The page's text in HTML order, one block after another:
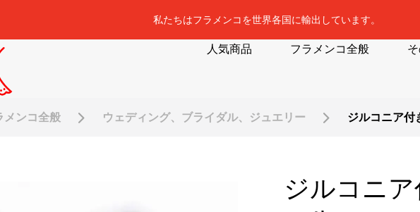
私たちはフラメンコを世界各国に輸出しています。
人気商品 フラメンコ全般
メンコ全般 ウェディング、ブライダル、ジュエリー ジルコニア付
ジルコニ